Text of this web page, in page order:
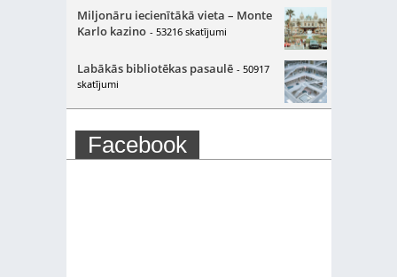
Miljonāru iecienītākā vieta – Monte
Karlo kazino - 53216 skatījumi
Labākās bibliotēkas pasaulē - 50917
skatījumi
Facebook